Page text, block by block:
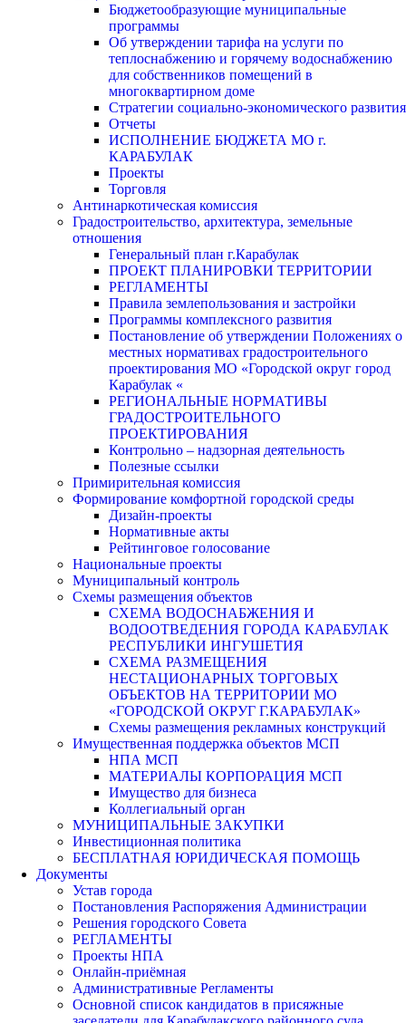
Бюджетообразующие муниципальные
программы
Об утверждении тарифа на услуги по
теплоснабжению и горячему водоснабжению
для собственников помещений в
многоквартирном доме
Стратегии социально-экономического развития
Отчеты
ИСПОЛНЕНИЕ БЮДЖЕТА МО г.
КАРАБУЛАК
Проекты
Торговля
Антинаркотическая комиссия
Градостроительство, архитектура, земельные
отношения
Генеральный план г.Карабулак
ПРОЕКТ ПЛАНИРОВКИ ТЕРРИТОРИИ
РЕГЛАМЕНТЫ
Правила землепользования и застройки
Программы комплексного развития
Постановление об утверждении Положениях о
местных нормативах градостроительного
проектирования МО «Городской округ город
Карабулак «
РЕГИОНАЛЬНЫЕ НОРМАТИВЫ
ГРАДОСТРОИТЕЛЬНОГО
ПРОЕКТИРОВАНИЯ
Контрольно – надзорная деятельность
Полезные ссылки
Примирительная комиссия
Формирование комфортной городской среды
Дизайн-проекты
Нормативные акты
Рейтинговое голосование
Национальные проекты
Муниципальный контроль
Схемы размещения объектов
СХЕМА ВОДОСНАБЖЕНИЯ И
ВОДООТВЕДЕНИЯ ГОРОДА КАРАБУЛАК
РЕСПУБЛИКИ ИНГУШЕТИЯ
СХЕМА РАЗМЕЩЕНИЯ
НЕСТАЦИОНАРНЫХ ТОРГОВЫХ
ОБЪЕКТОВ НА ТЕРРИТОРИИ МО
«ГОРОДСКОЙ ОКРУГ Г.КАРАБУЛАК»
Схемы размещения рекламных конструкций
Имущественная поддержка объектов МСП
НПА МСП
МАТЕРИАЛЫ КОРПОРАЦИЯ МСП
Имущество для бизнеса
Коллегиальный орган
МУНИЦИПАЛЬНЫЕ ЗАКУПКИ
Инвестиционная политика
БЕСПЛАТНАЯ ЮРИДИЧЕСКАЯ ПОМОЩЬ
Документы
Устав города
Постановления Распоряжения Администрации
Решения городского Совета
РЕГЛАМЕНТЫ
Проекты НПА
Онлайн-приёмная
Административные Регламенты
Основной список кандидатов в присяжные